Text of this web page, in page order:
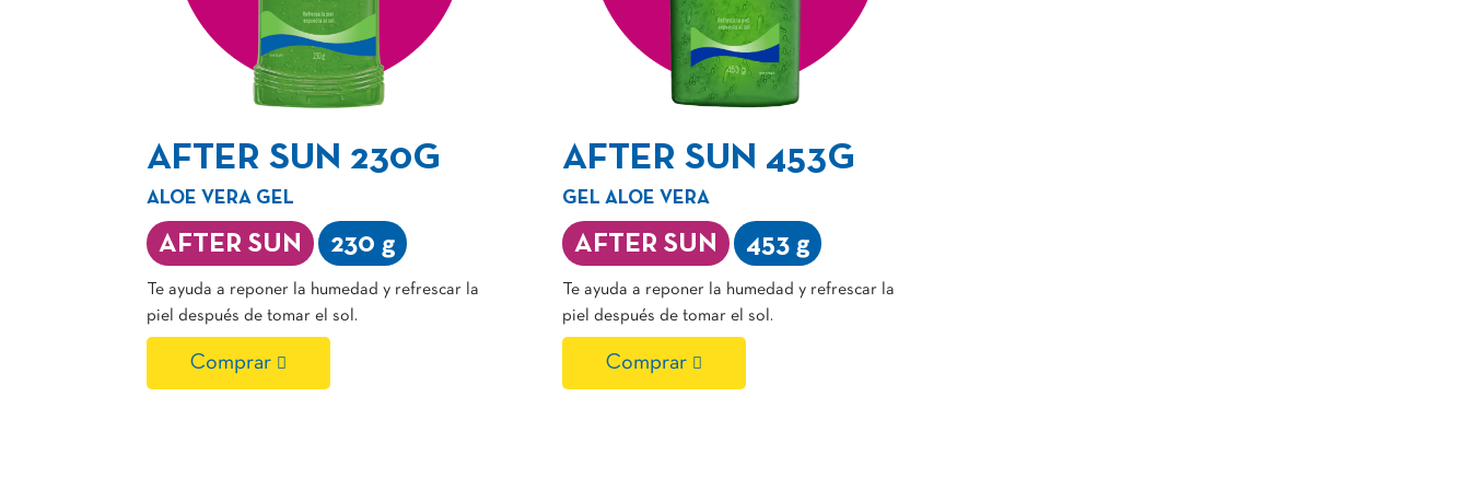
AFTER SUN 230G
ALOE VERA GEL
AFTER SUN 230 g
Te ayuda a reponer la humedad y refrescar la
piel después de tomar el sol.
Comprar
AFTER SUN 453G
GEL ALOE VERA
AFTER SUN 453 g
Te ayuda a reponer la humedad y refrescar la
piel después de tomar el sol.
Comprar